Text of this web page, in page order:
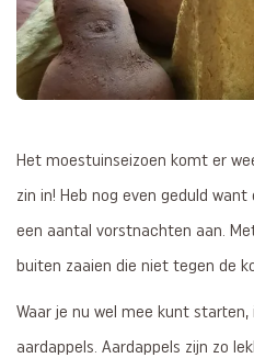
Het moestuinseizoen komt er
zin in! Heb nog even geduld
een aantal vorstnachten aan.
buiten zaaien die niet tegen de
Waar je nu wel mee kunt
aardappels. Aardappels zijn zo